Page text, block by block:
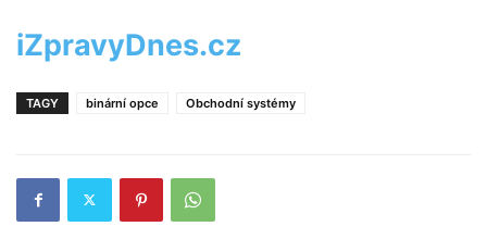
iZpravyDnes.cz
TAGY binární opce Obchodní systémy